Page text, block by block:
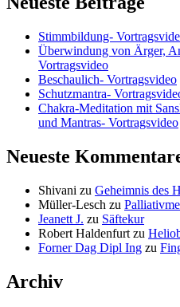
Stimmbildung-
Überwindung von Ärger,
Vortragsvideo
Beschaulich- Vortragsvideo
Schutzmantra-
Chakra-Meditation mit
und Mantras- Vortragsvideo
Neueste
Shivani zu Geheimnis des
Müller-Lesch zu
Jeanett J. zu Säftekur
Robert Haldenfurt zu
Forner Dag Dipl Ing zu
Archiv